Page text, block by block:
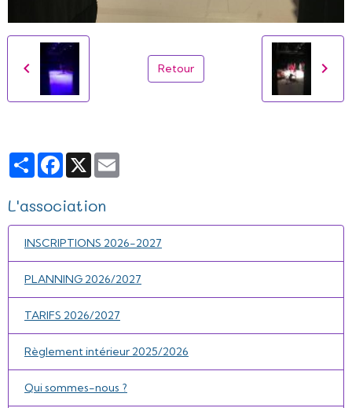
Retour
PartagerFacebook
X
L'association
INSCRIPTIONS 2026-2027
PLANNING 2026/2027
TARIFS 2026/2027
Règlement intérieur 2025/2026
Qui sommes-nous ?